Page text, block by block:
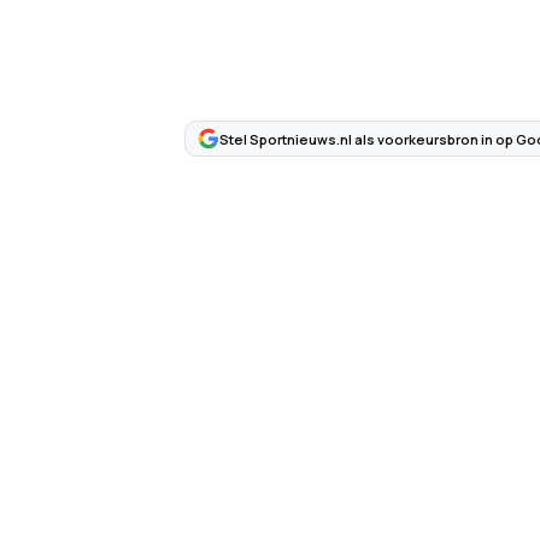
Stel Sportnieuws.nl als voorkeursbron in op